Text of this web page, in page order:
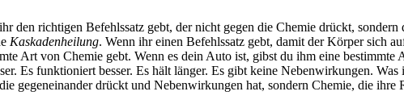
den richtigen Befehlssatz gebt, der nicht gegen die Chemie drückt,
Kaskadenheilung. Wenn ihr einen Befehlssatz gebt, damit der Körper sich
Art von Chemie gebt. Wenn es dein Auto ist, gibst du ihm eine
Es funktioniert besser. Es hält länger. Es gibt keine Nebenwirkungen.
gegeneinander drückt und Nebenwirkungen hat, sondern Chemie, die